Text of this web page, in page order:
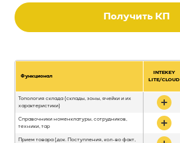
Получить КП
Функционал
INTEKEY
LITE/CLOUD
Топология склада (склады, зоны, ячейки и их
характеристики)
Справочники номенклатуры, сотрудников,
техники, тар
Прием товара (док. Поступления, кол-во факт,